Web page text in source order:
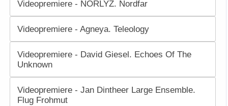
Videopremiere - NORLYZ. Nordfar
Videopremiere - Agneya. Teleology
Videopremiere - David Giesel. Echoes Of The
Unknown
Videopremiere - Jan Dintheer Large Ensemble.
Flug Frohmut